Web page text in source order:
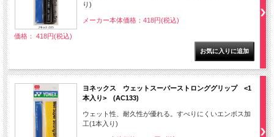
り)
メーカー本体価格：418円(税込)
価格： 418円(税込)
ヨネックス ウェットスーパーストロンググリップ <1
本入り> (AC133)
ウェット性、耐久性が優れる。すべりにくいエンボス加
工(1本入り)